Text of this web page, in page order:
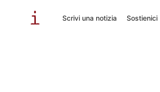
Scrivi una notizia Sostienici